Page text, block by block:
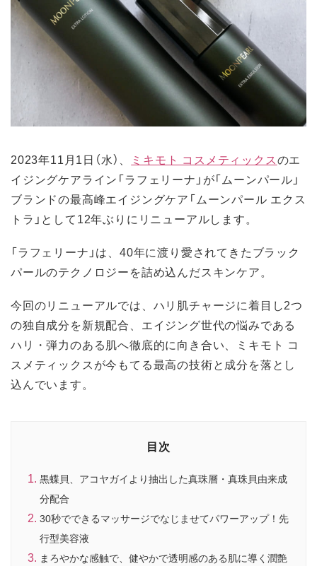
2023年11月1日（水）、 ミキモト コスメティックスのエ
イジングケアライン「ラフェリーナ」が「ムーンパール」
ブランドの最高峰エイジングケア「ムーンパール エクス
トラ」として12年ぶりにリニューアルします。
「ラフェリーナ」は、40年に渡り愛されてきたブラック
パールのテクノロジーを詰め込んだスキンケア。
今回のリニューアルでは、ハリ肌チャージに着目し2つ
の独自成分を新規配合、エイジング世代の悩みである
ハリ・弾力のある肌へ徹底的に向き合い、ミキモト コ
スメティックスが今もてる最高の技術と成分を落とし
込んでいます。
目次
黒蝶貝、アコヤガイより抽出した真珠層・真珠貝由来成
分配合
30秒でできるマッサージでなじませてパワーアップ！先
行型美容液
まろやかな感触で、健やかで透明感のある肌に導く潤艶